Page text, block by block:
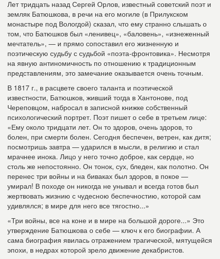
Лет тридцать назад Сергей Орлов, известный советский поэт и
земляк Батюшкова, в речи на его могиле (в Прилукском
монастыре под Вологдой) сказал, что ему странно слышать о
том, что Батюшков был «ленивец», «баловень», «изнеженный
мечтатель», — и прямо сопоставил его жизненную и
поэтическую судьбу с судьбой «поэта-фронтовика». Несмотря
на явную антиномичность по отношению к традиционным
представлениям, это замечание оказывается очень точным.
В 1817 г., в расцвете своего таланта и поэтической
известности, Батюшков, живший тогда в Хантонове, под
Череповцом, набросал в записной книжке собственный
психологический портрет. Поэт пишет о себе в третьем лице:
«Ему около тридцати лет. Он то здоров, очень здоров, то
болен, при смерти болен. Сегодня беспечен, ветрен, как дитя;
посмотришь завтра — ударился в мысли, в религию и стал
мрачнее инока. Лицо у него точно доброе, как сердце, но
столь же непостоянно. Он тонок, сух, бледен, как полотно. Он
перенес три войны и на биваках был здоров, в покое —
умирал! В походе он никогда не унывал и всегда готов был
жертвовать жизнию с чудесною беспечностию, которой сам
удивлялся; в мире для него все тягостно...»
«Три войны, все на коне и в мире на большой дороге...» Это
утверждение Батюшкова о себе — ключ к его биографии. А
сама биография явилась отражением трагической, мятущейся
эпохи, в недрах которой зрело движение декабристов.